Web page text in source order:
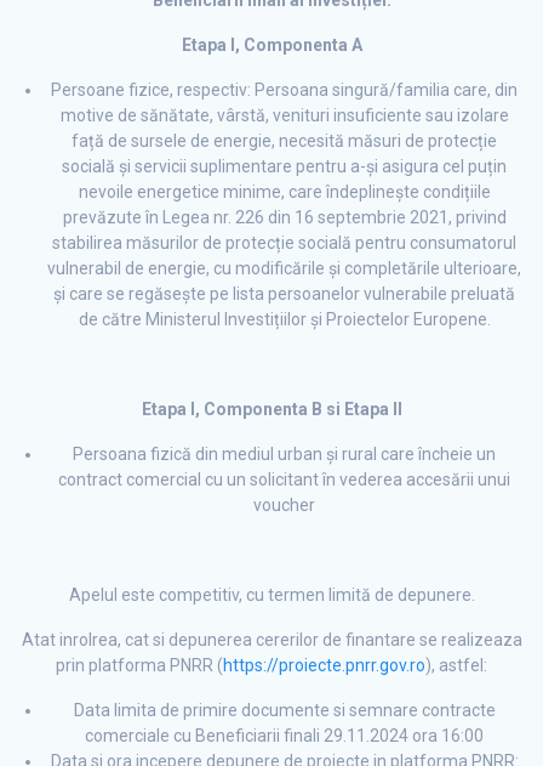
Etapa I, Componenta A
Persoane fizice, respectiv: Persoana singură/familia care, din
motive de sănătate, vârstă, venituri insuficiente sau izolare
față de sursele de energie, necesită măsuri de protecție
socială și servicii suplimentare pentru a-și asigura cel puțin
nevoile energetice minime, care îndeplinește condițiile
prevăzute în Legea nr. 226 din 16 septembrie 2021, privind
stabilirea măsurilor de protecție socială pentru consumatorul
vulnerabil de energie, cu modificările și completările ulterioare,
și care se regăsește pe lista persoanelor vulnerabile preluată
de către Ministerul Investițiilor și Proiectelor Europene.
Etapa I, Componenta B si Etapa II
Persoana fizică din mediul urban și rural care încheie un
contract comercial cu un solicitant în vederea accesării unui
voucher
Apelul este competitiv, cu termen limită de depunere.
Atat inrolrea, cat si depunerea cererilor de finantare se realizeaza
prin platforma PNRR (https://proiecte.pnrr.gov.ro), astfel:
Data limita de primire documente si semnare contracte
comerciale cu Beneficiarii finali 29.11.2024 ora 16:00
Data si ora incepere depunere de proiecte in platforma PNRR: